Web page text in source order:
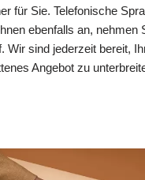
für Sie. Telefonische
ebenfalls an, nehmen
Wir sind jederzeit bereit,
Angebot zu